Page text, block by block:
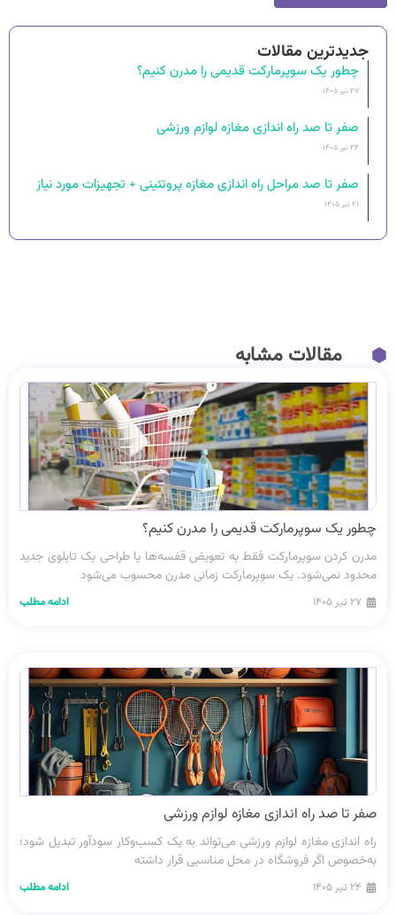
جدیدترین مقالات
چطور یک سوپرمارکت قدیمی را مدرن کنیم؟
۲۷ تیر ۱۴۰۵
صفر تا صد راه اندازی مغازه لوازم ورزشی
۲۴ تیر ۱۴۰۵
صفر تا صد مراحل راه‌ اندازی مغازه پروتئینی + تجهیزات مورد نیاز
۲۱ تیر ۱۴۰۵
مقالات مشابه
چطور یک سوپرمارکت قدیمی را مدرن کنیم؟
مدرن کردن سوپرمارکت فقط به تعویض قفسه‌ها یا طراحی یک تابلوی جدید
محدود نمی‌شود. یک سوپرمارکت زمانی مدرن محسوب می‌شود
۲۷ تیر ۱۴۰۵ ادامه مطلب
صفر تا صد راه اندازی مغازه لوازم ورزشی
راه اندازی مغازه لوازم ورزشی می‌تواند به یک کسب‌وکار سودآور تبدیل شود؛
به‌خصوص اگر فروشگاه در محل مناسبی قرار داشته
۲۴ تیر ۱۴۰۵ ادامه مطلب